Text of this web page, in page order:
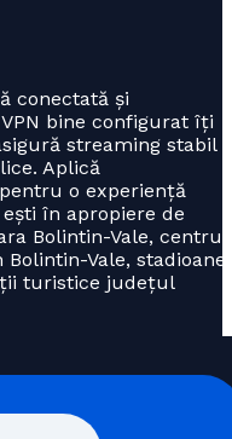
conectată și
bine configurat îți
streaming stabil
Aplică
o experiență
în apropiere de
Bolintin-Vale, centrul
Vale, stadioane
turistice județul